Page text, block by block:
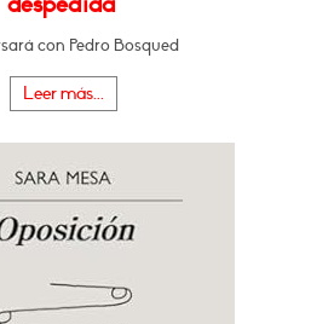
con Pedro Bosqued
Leer más...